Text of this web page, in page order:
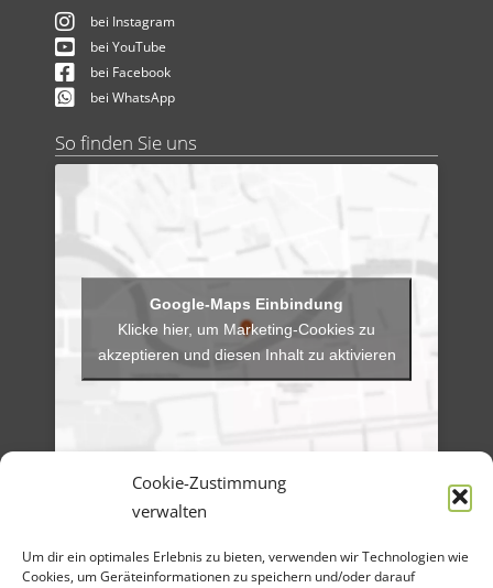
Cookie-Zustimmung
verwalten
Um dir ein optimales Erlebnis zu bieten, verwenden wir Technologien wie
Cookies, um Geräteinformationen zu speichern und/oder darauf
bei Instagram
bei YouTube
bei Facebook
bei WhatsApp
So finden Sie uns
Klicke hier, um Marketing-Cookies zu
akzeptieren und diesen Inhalt zu aktivieren
Artikel-Archiv
Veranstaltungen